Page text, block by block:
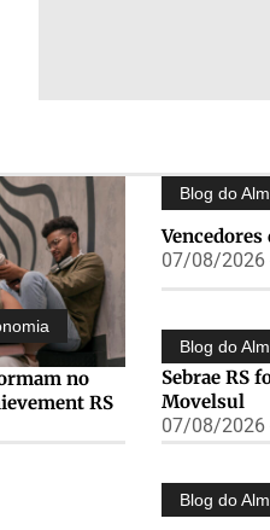
no
RS
Blog do
07/08/2026
Blog do
Sebrae RS
Movelsul
07/08/2026
Blog do